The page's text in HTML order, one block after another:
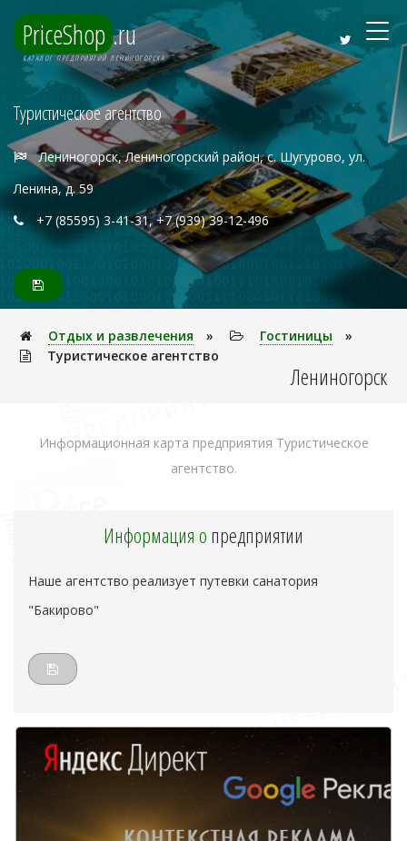
PriceShop .ru
КАТАЛОГ ПРЕДПРИЯТИЙ ЛЕНИНОГОРСКА
Туристическое агентство
Лениногорск, Лениногорский район, с. Шугурово, ул.
Ленина, д. 59
+7 (85595) 3-41-31, +7 (939) 39-12-496
Отдых и развлечения » Гостиницы
»
Туристическое агентство
Лениногорск
Информационная карта предприятия Туристическое
агентство.
Информация опредприятии
Наше агентство реализует путевки санатория
"Бакирово"